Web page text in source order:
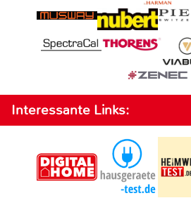
Interessante Links: